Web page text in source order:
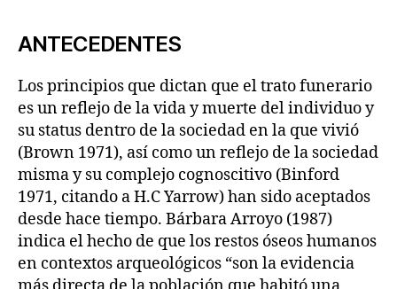
ANTECEDENTES
Los principios que dictan que el trato funerario
es un reflejo de la vida y muerte del individuo y
su status dentro de la sociedad en la que vivió
(Brown 1971), así como un reflejo de la sociedad
misma y su complejo cognoscitivo (Binford
1971, citando a H.C Yarrow) han sido aceptados
desde hace tiempo. Bárbara Arroyo (1987)
indica el hecho de que los restos óseos humanos
en contextos arqueológicos “son la evidencia